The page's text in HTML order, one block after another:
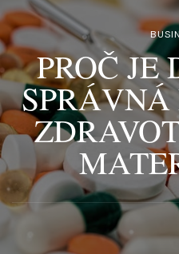
PROČ JE
SPRÁVNÁ